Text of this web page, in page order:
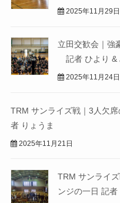
2025年11月29日
立田交歓会｜強
記者 ひより &
2025年11月24日
TRM サンライズ戦｜3人欠
者 りょうま
2025年11月21日
TRM サンライ
ンジの一日 記者